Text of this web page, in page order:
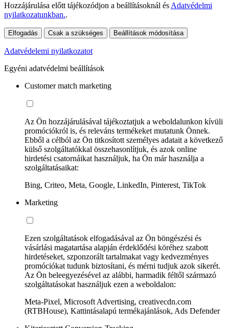
Hozzájárulása előtt tájékozódjon a beállításoknál és Adatvédelmi
nyilatkozatunkban..
Elfogadás Csak a szükséges Beállítások módosítása
Adatvédelemi nyilatkozatot
Egyéni adatvédelmi beállítások
Customer match marketing
Az Ön hozzájárulásával tájékoztatjuk a weboldalunkon kívüli
promóciókról is, és releváns termékeket mutatunk Önnek.
Ebből a célból az Ön titkosított személyes adatait a következő
külső szolgáltatókkal összehasonlítjuk, és azok online
hirdetési csatornáikat használjuk, ha Ön már használja a
szolgáltatásaikat:
Bing, Criteo, Meta, Google, LinkedIn, Pinterest, TikTok
Marketing
Ezen szolgáltatások elfogadásával az Ön böngészési és
vásárlási magatartása alapján érdeklődési köréhez szabott
hirdetéseket, szponzorált tartalmakat vagy kedvezményes
promóciókat tudunk biztosítani, és mérni tudjuk azok sikerét.
Az Ön beleegyezésével az alábbi, harmadik féltől származó
szolgáltatásokat használjuk ezen a weboldalon:
Meta-Pixel, Microsoft Advertising, creativecdn.com
(RTBHouse), Kattintásalapú termékajánlások, Ads Defender